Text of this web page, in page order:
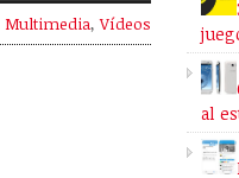
Multimedia,Vídeos
al